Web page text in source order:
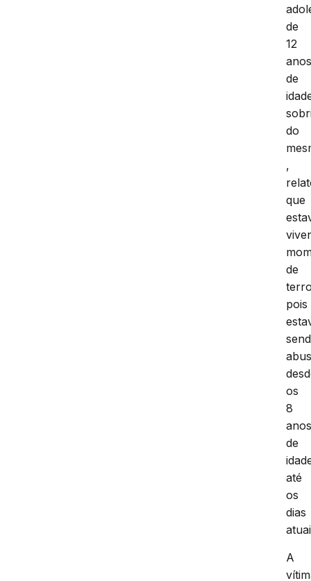
de
12
de
do
,
que
de
pois
os
8
de
até
os
dias
A